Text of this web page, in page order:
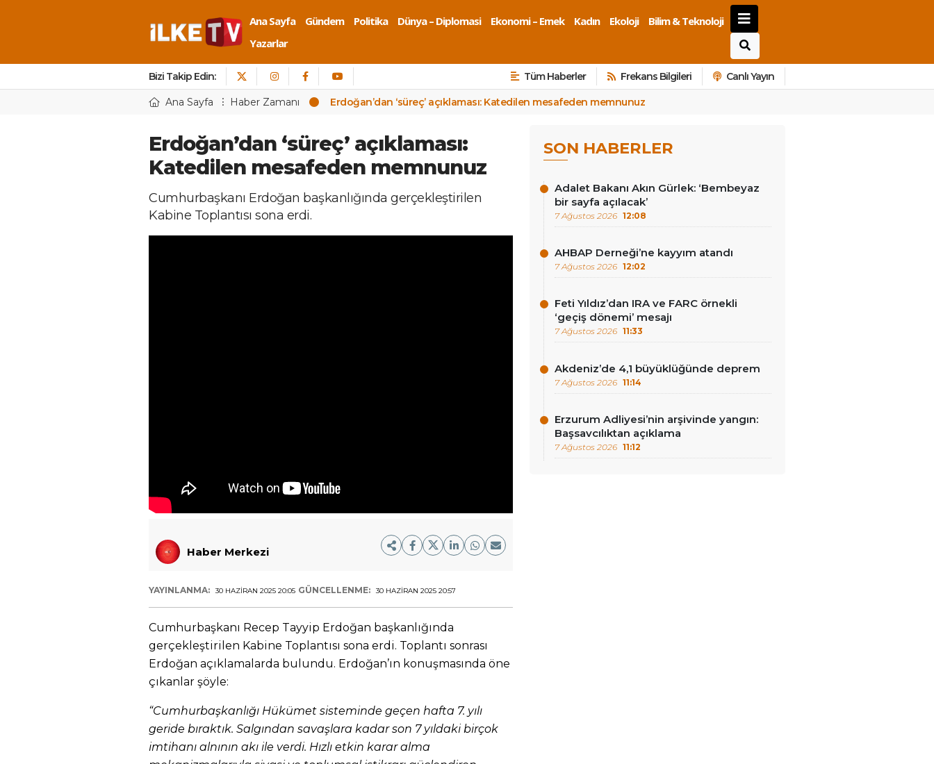
Ana Sayfa Gündem Politika Dünya – Diplomasi Ekonomi – Emek Kadın Ekoloji
Bilim & Teknoloji
Yazarlar
Bizi Takip Edin: Tüm Haberler Frekans Bilgileri Canlı Yayın
Ana Sayfa Haber Zamanı Erdoğan’dan ‘süreç’ açıklaması: Katedilen mesafeden memnunuz
Erdoğan’dan ‘süreç’ açıklaması:
Katedilen mesafeden memnunuz
Cumhurbaşkanı Erdoğan başkanlığında gerçekleştirilen
Kabine Toplantısı sona erdi.
Haber Merkezi
YAYINLANMA: 30 HAZIRAN 2025 20:05 GÜNCELLENME: 30 HAZIRAN 2025 20:57
Cumhurbaşkanı Recep Tayyip Erdoğan başkanlığında
gerçekleştirilen Kabine Toplantısı sona erdi. Toplantı sonrası
Erdoğan açıklamalarda bulundu. Erdoğan’ın konuşmasında öne
çıkanlar şöyle:
“Cumhurbaşkanlığı Hükümet sisteminde geçen hafta 7. yılı
geride bıraktık. Salgından savaşlara kadar son 7 yıldaki birçok
imtihanı alnının akı ile verdi. Hızlı etkin karar alma
SON HABERLER
Adalet Bakanı Akın Gürlek: ‘Bembeyaz
bir sayfa açılacak’
7 Ağustos 2026 12:08
AHBAP Derneği’ne kayyım atandı
7 Ağustos 2026 12:02
Feti Yıldız’dan IRA ve FARC örnekli
‘geçiş dönemi’ mesajı
7 Ağustos 2026 11:33
Akdeniz’de 4,1 büyüklüğünde deprem
7 Ağustos 2026 11:14
Erzurum Adliyesi’nin arşivinde yangın:
Başsavcılıktan açıklama
7 Ağustos 2026 11:12